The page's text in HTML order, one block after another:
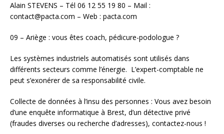
Alain STEVENS – Tél 06 12 55 19 80 – Mail :
contact@pacta.com – Web : pacta.com
09 – Ariège : vous êtes coach, pédicure-podologue ?
Les systèmes industriels automatisés sont utilisés dans
différents secteurs comme l’énergie. L’expert-comptable ne
peut s’exonérer de sa responsabilité civile.
Collecte de données à l’insu des personnes : Vous avez besoin
d’une enquête informatique à Brest, d’un détective privé
(fraudes diverses ou recherche d’adresses), contactez-nous !